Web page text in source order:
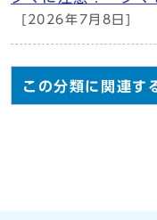
メインメニュ
[2026年7月8日]
この分類に関連す